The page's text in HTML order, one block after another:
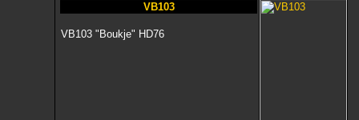
VB103
VB103 "Boukje" HD76